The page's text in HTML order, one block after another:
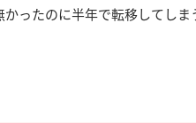
ったのに半年で転移してしま